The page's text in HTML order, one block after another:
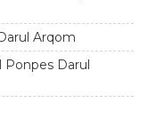
Arqom
Ponpes Darul